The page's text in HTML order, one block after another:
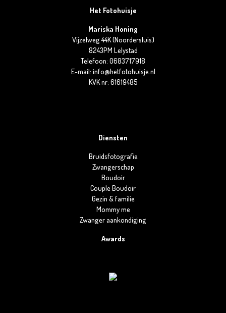
Het Fotohuisje
Mariska Honing
Vijzelweg 44K (Noordersluis)
8243PM Lelystad
Telefoon: 0683717918
E-mail: info@hetfotohuisje.nl
KVK nr: 61619485
Diensten
Bruidsfotografie
Zwangerschap
Boudoir
Couple Boudoir
Gezin & familie
Mommy me
Zwanger aankondiging
Awards